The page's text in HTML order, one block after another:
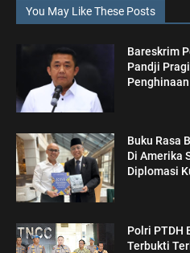
You May Like These Posts
Bareskrim
Pandji
Buku Rasa
Di Amerika
Diplomasi
Polri PTDH
Terbukti